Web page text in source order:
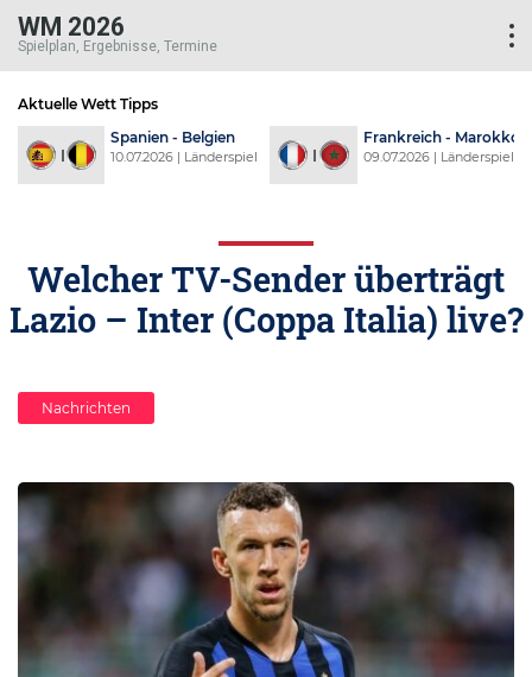
WM 2026
Spielplan, Ergebnisse, Termine
Aktuelle Wett Tipps
Spanien - Belgien
10.07.2026 | Länderspiel
Frankreich - Marokko
09.07.2026 | Länderspiel
Welcher TV-Sender überträgt
Lazio – Inter (Coppa Italia) live?
Nachrichten